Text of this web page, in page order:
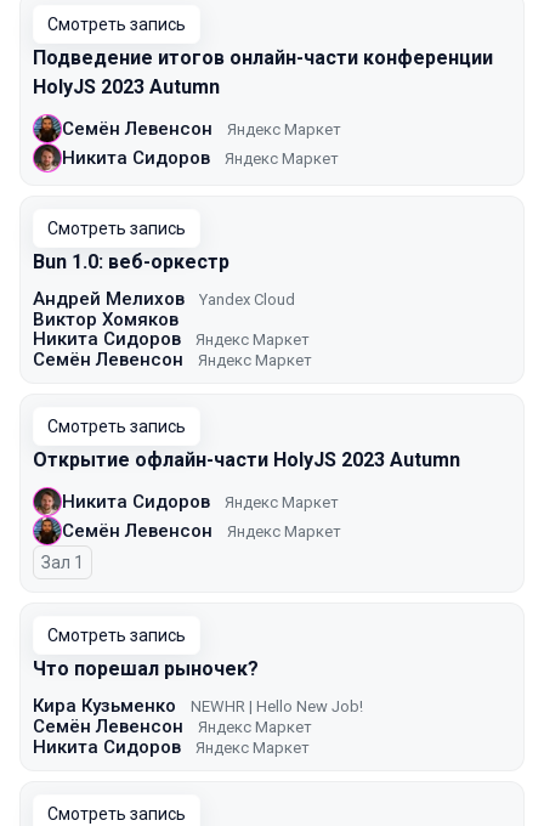
Смотреть запись
Подведение итогов онлайн-части конференции
HolyJS 2023 Autumn
Семён Левенсон Яндекс Маркет
Никита Сидоров Яндекс Маркет
Смотреть запись
Bun 1.0: веб-оркестр
Андрей Мелихов Yandex Cloud
Виктор Хомяков
Никита Сидоров
Яндекс Маркет
Семён Левенсон Яндекс Маркет
Смотреть запись
Открытие офлайн-части HolyJS 2023 Autumn
Никита Сидоров Яндекс Маркет
Семён Левенсон Яндекс Маркет
Зал 1
Смотреть запись
Что порешал рыночек?
Кира Кузьменко NEWHR | Hello New Job!
Семён Левенсон Яндекс Маркет
Никита Сидоров Яндекс Маркет
Смотреть запись